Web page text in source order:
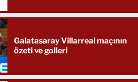
Galatasaray Villarreal maçının
özeti ve golleri